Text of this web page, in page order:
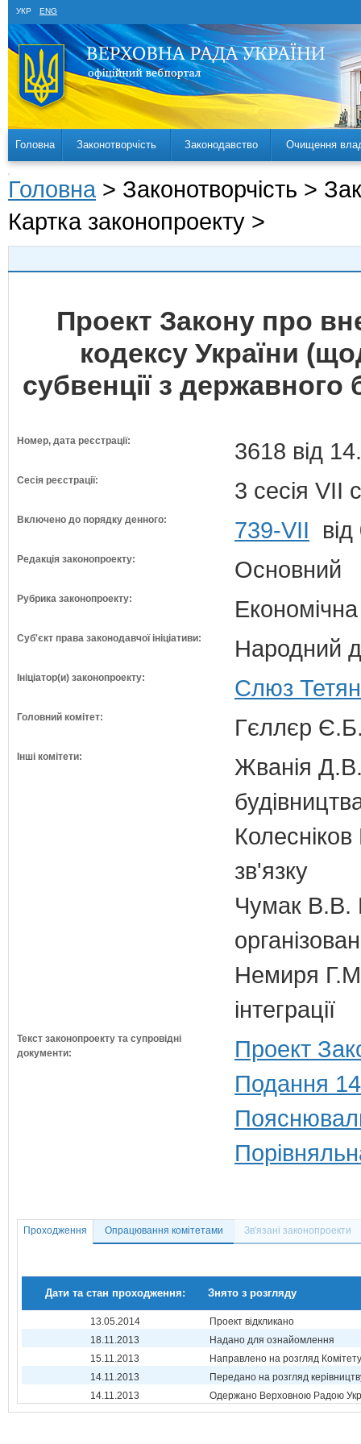
УКР ENG
Головна Законотворчість Законодавство Очищення
Головна > Законотворчість >
Картка законопроекту >
Проект Закону про
кодексу України
субвенції з
Номер, дата реєстрації: 3618 від
Сесія реєстрації: 3 сесія VII
Включено до порядку денного: 739-VII
Редакція законопроекту: Основний
Рубрика законопроекту:
Суб'єкт права законодавчої ініціативи: Народний
Ініціатор(и) законопроекту: Слюз
Головний комітет: Гєллєр
Інші комітети:
Жванія
зв'язку
Чумак В.В.
Немиря
інтеграції
Текст законопроекту та супровідні
документи:
Проект
Подання
Проходження Опрацювання комітетами Зв'язані законопроекти
Дати та стан проходження: Знято з розгляду
13.05.2014
Проект відкликано
18.11.2013
Надано для ознайомлення
15.11.2013
Направлено на розгляд Комітету
14.11.2013
Передано на розгляд
14.11.2013
Одержано Верховною Радою